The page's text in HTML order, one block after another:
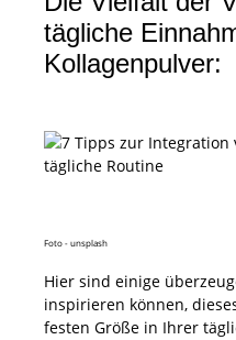
tägliche
Kollagenpulver:
Foto - unsplash
Hier sind einige
inspirieren können,
festen Größe in Ihrer